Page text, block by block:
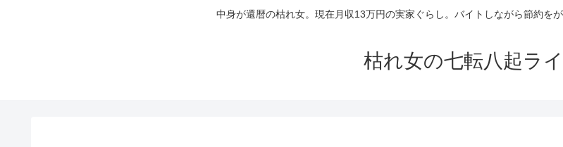
中身が還暦の枯れ女。現在月収13万円の実家ぐらし。バイトしながら節約を
枯れ女の七転八起ラ